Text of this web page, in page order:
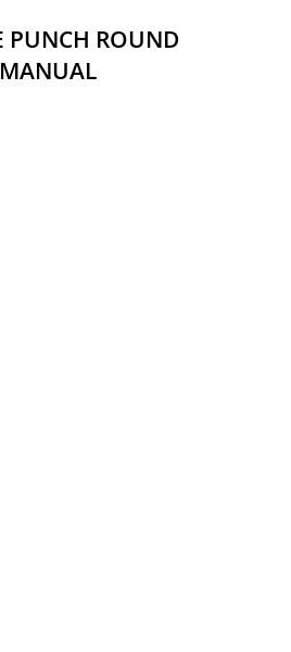
PUNCH ROUND
MANUAL